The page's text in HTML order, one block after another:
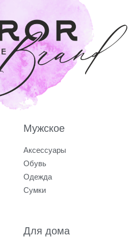
Мужское
Аксессуары
Обувь
Одежда
Сумки
Для дома